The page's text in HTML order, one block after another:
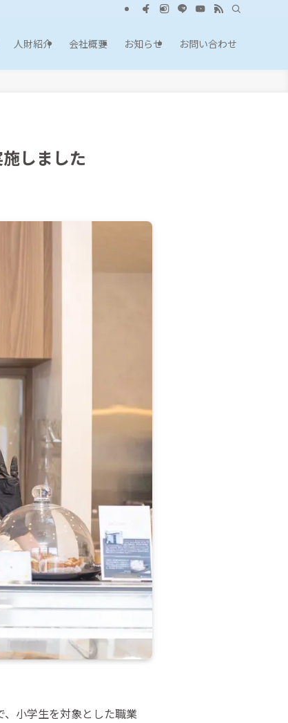
人財紹介 会社概要 お知らせ お問い合わせ
しました
小学生を対象とした職業